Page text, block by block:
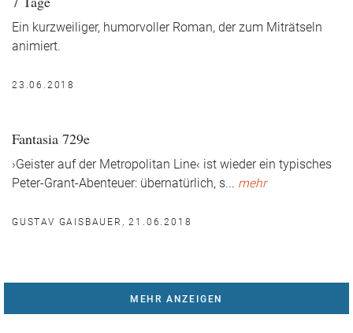
Ein kurzweiliger, humorvoller Roman, der zum Miträtseln
animiert.
23.06.2018
Fantasia 729e
›Geister auf der Metropolitan Line‹ ist wieder ein typisches
Peter-Grant-Abenteuer: übernatürlich, s... mehr
GUSTAV GAISBAUER, 21.06.2018
MEHR ANZEIGEN